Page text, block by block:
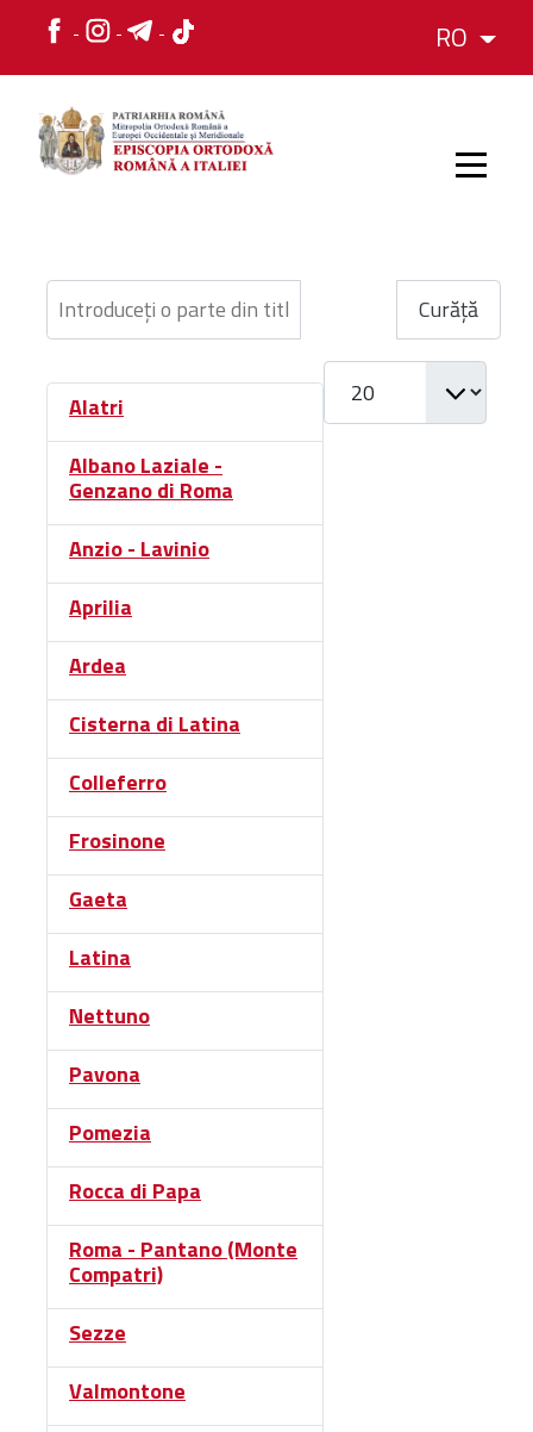
RO
HOME
IERARH
ORGANIZAREA
Structura
Protopopiate
Centre și
Cimitire
RESURSE
Scrisori pastorale
Resurse multimedia
Din viața „familiei”
CSDE
Lectura Lunii
Parohiilor
Introduceți o parte din titlu.
Curăță
Afișare #
Alatri
Albano Laziale -
Genzano di Roma
Anzio - Lavinio
Aprilia
Ardea
Cisterna di Latina
Colleferro
Frosinone
Gaeta
Latina
Nettuno
Pavona
Pomezia
Rocca di Papa
Roma - Pantano (Monte
Compatri)
Sezze
Valmontone